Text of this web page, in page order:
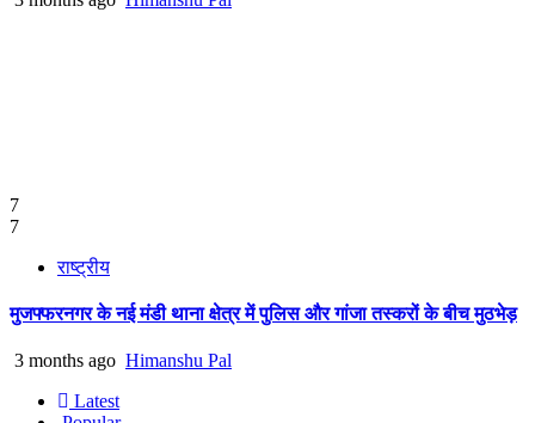
7
7
राष्ट्रीय
मुजफ्फरनगर के नई मंडी थाना क्षेत्र में पुलिस और गांजा तस्करों के बीच मुठभेड़
3 months ago Himanshu Pal
Latest